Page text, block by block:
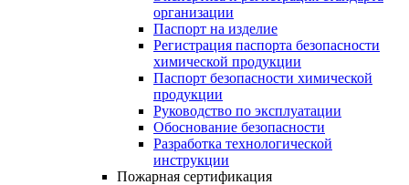
организации
Паспорт на изделие
Регистрация паспорта безопасности
химической продукции
Паспорт безопасности химической
продукции
Руководство по эксплуатации
Обоснование безопасности
Разработка технологической
инструкции
Пожарная сертификация